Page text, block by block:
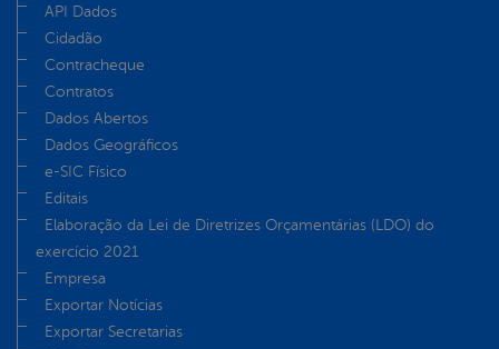
API Dados
Cidadão
Contracheque
Contratos
Dados Abertos
Dados Geográficos
e-SIC Físico
Editais
Elaboração da Lei de Diretrizes Orçamentárias (LDO) do
exercício 2021
Empresa
Exportar Notícias
Exportar Secretarias